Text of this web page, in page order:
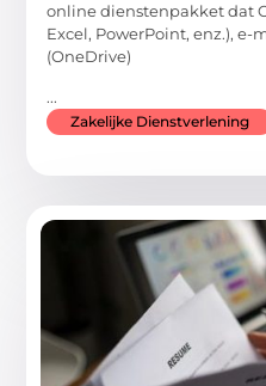
online dienstenpakket dat
Excel, PowerPoint, enz.), e-
(OneDrive)
...
Zakelijke Dienstverlening